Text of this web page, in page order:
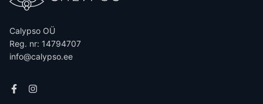
Calypso OÜ
Reg. nr: 14794707
info@calypso.ee